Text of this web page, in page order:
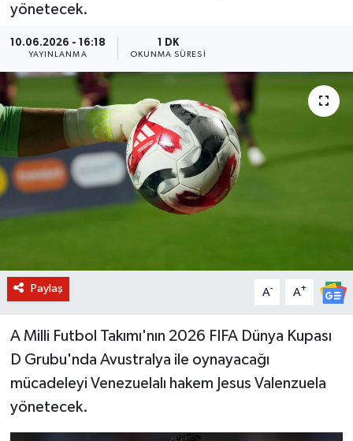
yönetecek.
10.06.2026 - 16:18
YAYINLANMA
1 DK
OKUNMA SÜRESI
Paylaş A- A+
A Milli Futbol Takımı'nın 2026 FIFA Dünya Kupası
D Grubu'nda Avustralya ile oynayacağı
mücadeleyi Venezuelalı hakem Jesus Valenzuela
yönetecek.
KÜLTÜR SANAT
SAĞLIK
BİLİM VE TEKNOLOJİ
OTOMOBİL
KURUMSAL
Haber Arşivi